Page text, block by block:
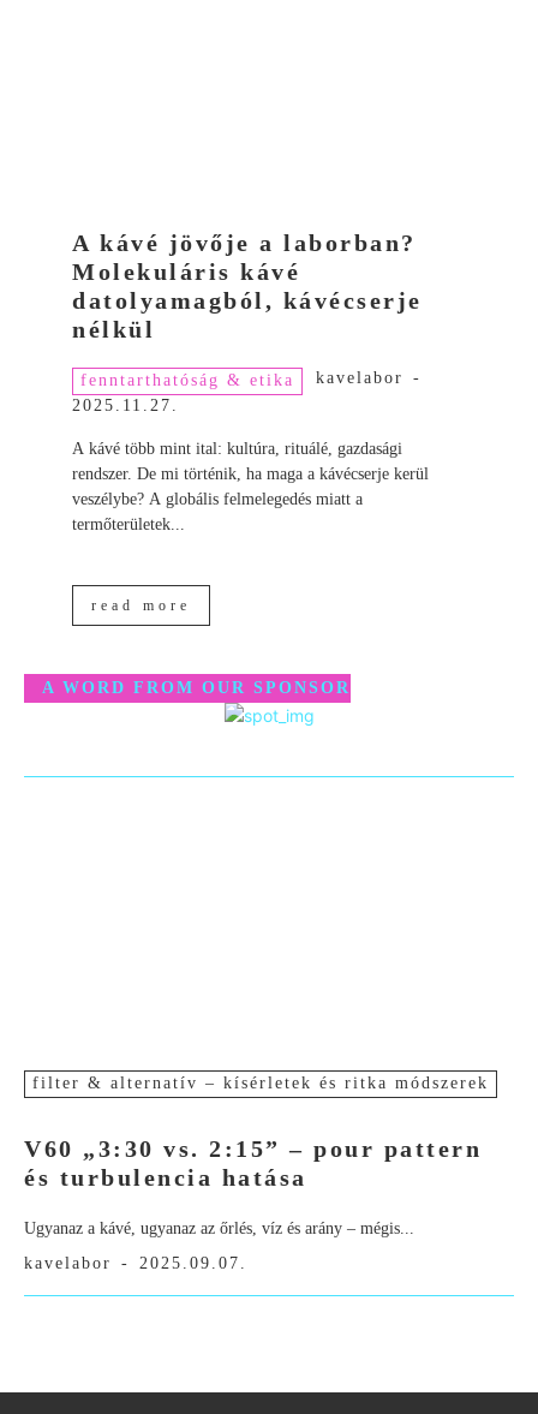
A kávé jövője a laborban?
Molekuláris kávé
datolyamagból, kávécserje
nélkül
fenntarthatóság & etika kavelabor
-
2025.11.27.
A kávé több mint ital: kultúra, rituálé, gazdasági
rendszer. De mi történik, ha maga a kávécserje kerül
veszélybe? A globális felmelegedés miatt a
termőterületek...
read more
A WORD FROM OUR SPONSOR
filter & alternatív – kísérletek és ritka módszerek
V60 „3:30 vs. 2:15” – pour pattern
és turbulencia hatása
Ugyanaz a kávé, ugyanaz az őrlés, víz és arány – mégis...
kavelabor
- 2025.09.07.